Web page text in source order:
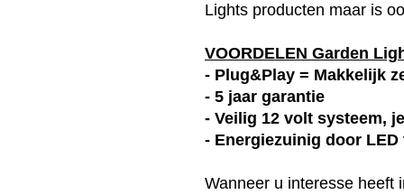
Lights producten maar is
VOORDELEN Garden
- Plug&Play = Makkelijk
- 5 jaar garantie
- Veilig 12 volt systeem,
- Energiezuinig door
Wanneer u interesse heeft